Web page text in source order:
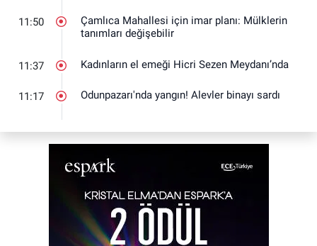
11:50
Çamlıca Mahallesi için imar planı: Mülklerin
tanımları değişebilir
11:37 Kadınların el emeği Hicri Sezen Meydanı’nda
11:17 Odunpazarı'nda yangın! Alevler binayı sardı